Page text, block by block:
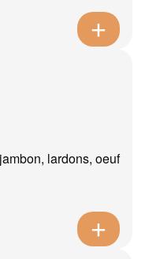
lardons, oeuf